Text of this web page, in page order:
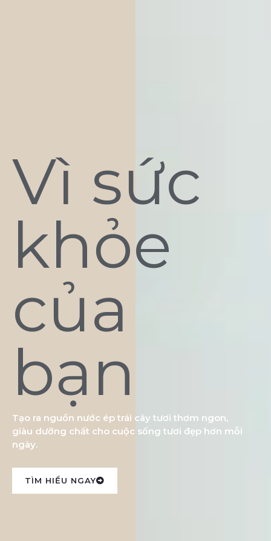
Vì sức
khỏe
của
bạn
Tạo ra nguồn nước ép trái cây tươi thơm ngon,
giàu dưỡng chất cho cuộc sống tươi đẹp hơn mỗi
ngày.
TÌM HIỂU NGAY